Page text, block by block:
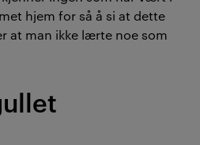
hjem for så å si at dette
at man ikke lærte noe som